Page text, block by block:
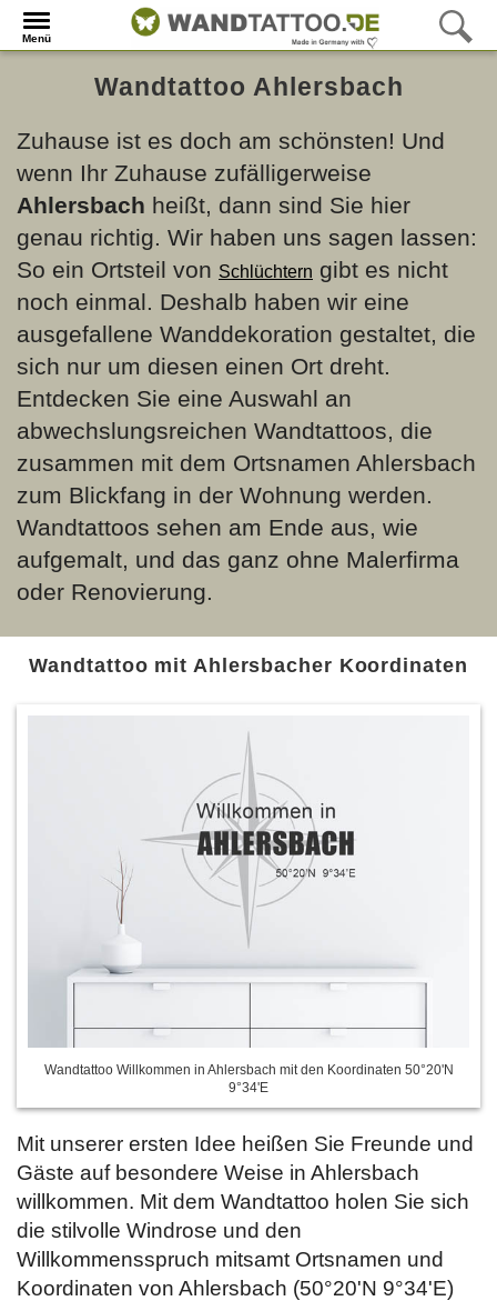
Menü
Wandtattoo Ahlersbach
Zuhause ist es doch am schönsten! Und
wenn Ihr Zuhause zufälligerweise
Ahlersbach heißt, dann sind Sie hier
genau richtig. Wir haben uns sagen lassen:
So ein Ortsteil von Schlüchtern gibt es nicht
noch einmal. Deshalb haben wir eine
ausgefallene Wanddekoration gestaltet, die
sich nur um diesen einen Ort dreht.
Entdecken Sie eine Auswahl an
abwechslungsreichen Wandtattoos, die
zusammen mit dem Ortsnamen Ahlersbach
zum Blickfang in der Wohnung werden.
Wandtattoos sehen am Ende aus, wie
aufgemalt, und das ganz ohne Malerfirma
oder Renovierung.
Wandtattoo mit Ahlersbacher Koordinaten
Wandtattoo Willkommen in Ahlersbach mit den Koordinaten 50°20'N
9°34'E
Mit unserer ersten Idee heißen Sie Freunde und
Gäste auf besondere Weise in Ahlersbach
willkommen. Mit dem Wandtattoo holen Sie sich
die stilvolle Windrose und den
Willkommensspruch mitsamt Ortsnamen und
Koordinaten von Ahlersbach (50°20'N 9°34'E)